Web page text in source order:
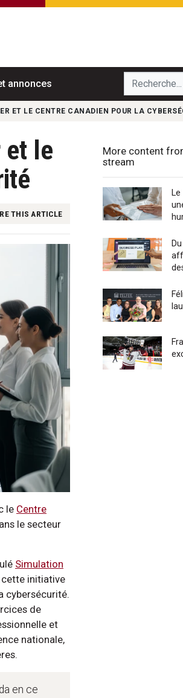
annonces Recherche...
ET LE CENTRE CANADIEN POUR LA
et le
THIS ARTICLE
le Centre
le secteur
Simulation
cette initiative
cybersécurité.
de
et
nationale,
en ce
More content
stream